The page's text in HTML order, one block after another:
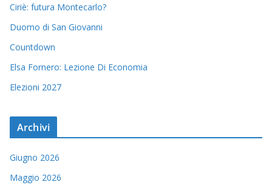
Ciriè: futura Montecarlo?
Duomo di San Giovanni
Countdown
Elsa Fornero: Lezione Di Economia
Elezioni 2027
Archivi
Giugno 2026
Maggio 2026